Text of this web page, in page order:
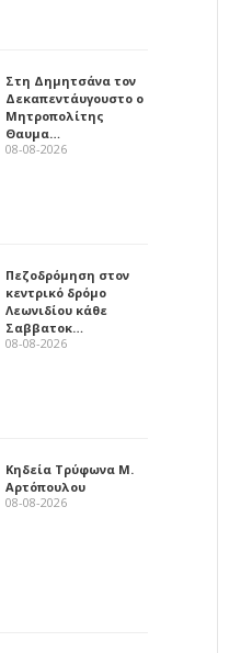
Στη Δημητσάνα τον
Δεκαπεντάυγουστο ο
Μητροπολίτης
Θαυμα…
08-08-2026
Πεζοδρόμηση στον
κεντρικό δρόμο
Λεωνιδίου κάθε
Σαββατοκ…
08-08-2026
Κηδεία Τρύφωνα Μ.
Αρτόπουλου
08-08-2026